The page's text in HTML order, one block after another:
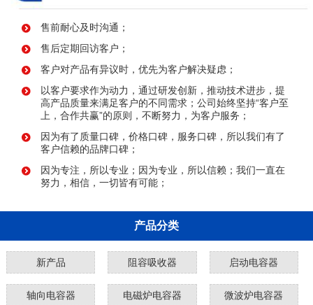
售前耐心及时沟通；
售后定期回访客户；
客户对产品有异议时，优先为客户解决疑虑；
以客户要求作为动力，通过研发创新，推动技术进步，提
高产品质量来满足客户的不同需求；公司始终坚持“客户至
上，合作共赢”的原则，不断努力，为客户服务；
因为有了质量口碑，价格口碑，服务口碑，所以我们有了
客户信赖的品牌口碑；
因为专注，所以专业；因为专业，所以信赖；我们一直在
努力，相信，一切皆有可能；
产品分类
新产品 阻容吸收器 启动电容器
轴向电容器 电磁炉电容器 微波炉电容器